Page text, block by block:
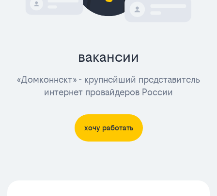
вакансии
«Домконнект» - крупнейший представитель
интернет провайдеров России
хочу работать